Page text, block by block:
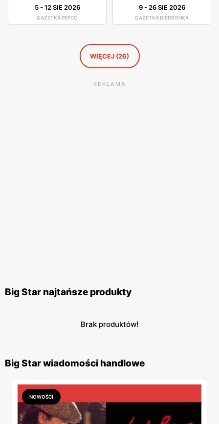
5-12 SIE 2026
GAZETKA PEPCO
9-26 SIE 2026
GAZETKA BIEDRONKA
WIĘCEJ (26)
REKLAMA
Big Star najtańsze produkty
Brak produktów!
Big Star wiadomości handlowe
NOWOŚCI